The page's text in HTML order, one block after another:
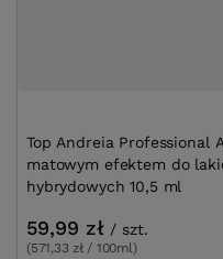
Top Andreia Professional
matowym efektem do
hybrydowych 10,5 ml
59,99 zł / szt.
(571,33 zł / 100ml)